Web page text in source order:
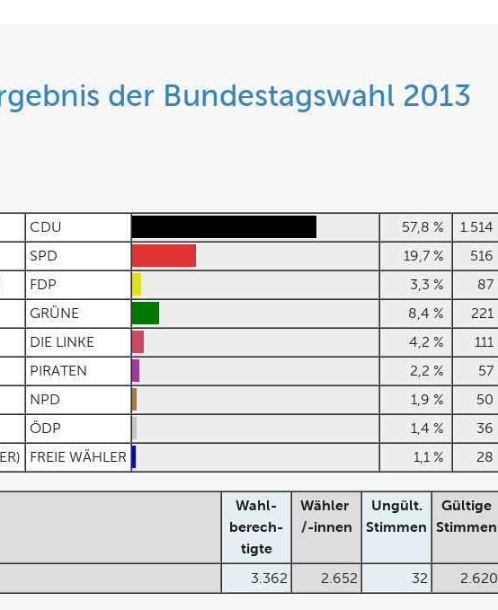
der Bundestagswahl 2013
CDU 57,8 %
1.514
SPD 19,7 %
516
FDP 3,3 %
87
GRÜNE 8,4 %
221
DIE LINKE 4,2 %
111
PIRATEN 2,2 %
57
NPD 1,9 %
50
ÖDP 1,4 %
36
FREIE WÄHLER 1,1 % 28
Wahl-
berech-
tigte
Wähler
/-innen
Ungült.
Stimmen
Gültige
Stimmen
3.362 2.652 32 2.620